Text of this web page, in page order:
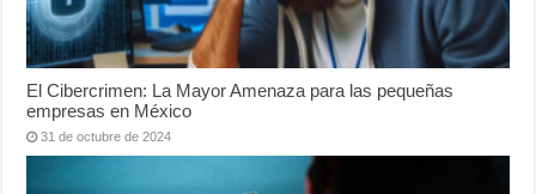
El Cibercrimen: La Mayor Amenaza para las pequeñas
empresas en México
31 de octubre de 2024